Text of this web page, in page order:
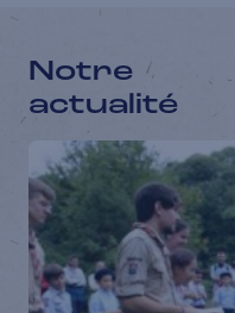
Notre
actualité